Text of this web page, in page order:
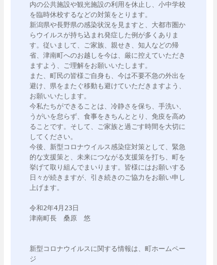
内の公共施設や観光施設の利用を休止し、小中学校
を臨時休校するなどの対策をとります。
新潟県や長野県の感染状況を見ますと、大都市圏か
らウイルスが持ち込まれ発症した例が多くありま
す。従いまして、ご家族、親せき、知人などの帰
省、津南町へのお越しを今は、厳に控えていただき
ますよう、ご理解をお願いいたします。
また、町民の皆様ご自身も、今は不要不急の外出を
避け、県をまたぐ移動も避けていただきますよう、
お願いいたします。
今私たちができることは、冷静さを保ち、手洗い、
うがいを怠らず、食事をきちんととり、免疫を高め
ることです。そして、ご家族と過ごす時間を大切に
してください。
今後、新型コロナウイルス感染症対策として、緊急
的な支援策と、未来につながる支援策を打ち、町を
挙げて取り組んでまいります。皆様にはお願いする
日々が続きますが、引き続きのご協力をお願い申し
上げます。
令和2年4月23日
津南町長　桑原　悠
新型コロナウイルスに関する情報は、町ホームペー
ジ